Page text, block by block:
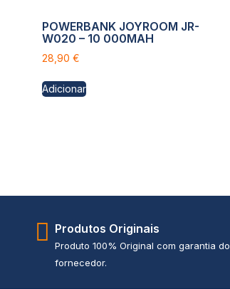
POWERBANK JOYROOM JR-
W020 – 10 000MAH
28,90 €
Adicionar
Produtos Originais
Produto 100% Original com garantia do
fornecedor.